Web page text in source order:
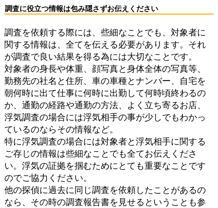
調査に役立つ情報は包み隠さずお伝えください
調査を依頼する際には、些細なことでも、対象者に
関する情報は、全てを伝える必要があります。それ
が調査で良い結果を得る為には大切なことです。
対象者の身長や体重、顔写真と身体全体の写真等、
勤務先の社名と住所、車の車種とナンバー、自宅を
朝何時に出て仕事に何時に出勤して何時頃終わるの
か、通勤の経路や通勤の方法、よく立ち寄るお店、
浮気調査の場合には浮気相手の事が少しでもわかっ
ているのならその情報など。
特に浮気調査の場合には対象者と浮気相手に関する
ご存じの情報は些細なことでも全てお伝えくださ
い。浮気の証拠を掴むためにとても重要なことです
のでご協力ください。
他の探偵に過去に同じ調査を依頼したことがあるの
なら、その時の調査報告書を見せるということも参